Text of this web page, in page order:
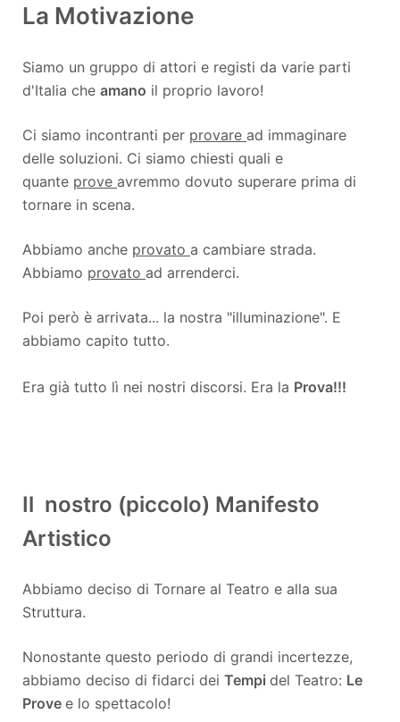
La Motivazione
Siamo un gruppo di attori e registi da varie parti
d'Italia che amano il proprio lavoro!
Ci siamo incontranti per provare ad immaginare
delle soluzioni. Ci siamo chiesti quali e
quante prove avremmo dovuto superare prima di
tornare in scena.
Abbiamo anche provato a cambiare strada.
Abbiamo provato ad arrenderci.
Poi però è arrivata... la nostra "illuminazione". E
abbiamo capito tutto.
Era già tutto lì nei nostri discorsi. Era la Prova!!!
Il nostro (piccolo) Manifesto
Artistico
Abbiamo deciso di Tornare al Teatro e alla sua
Struttura.
Nonostante questo periodo di grandi incertezze,
abbiamo deciso di fidarci dei Tempi del Teatro: Le
Prove e lo spettacolo!